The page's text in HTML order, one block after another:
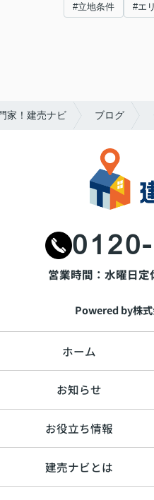
#立地条件 #エ
家！建売ナビ ブログ
営業時間：水曜日定
Powered by株式
ホーム
お知らせ
お役立ち情報
建売ナビとは